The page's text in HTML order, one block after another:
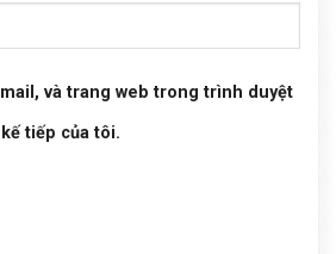
và trang web trong trình duyệt
tiếp của tôi.